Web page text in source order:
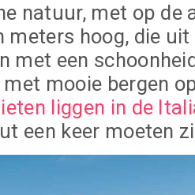
natuur, met op
meters hoog, die
met een
mooie bergen
liggen in de
een keer moeten